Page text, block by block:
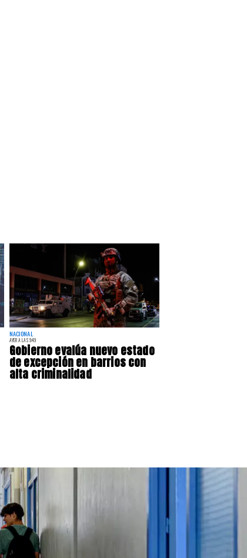
NACIONAL
AYER A LAS 9:49
Gobierno evalúa nuevo estado
de excepción en barrios con
alta criminalidad